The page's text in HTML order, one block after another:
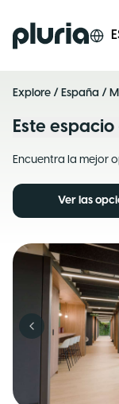
Logo Pluria
Explore / España /
Este espacio
Encuentra la mejor
Ver las
Previous slide